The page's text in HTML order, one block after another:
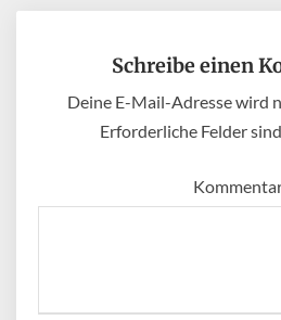
Schreibe einen
Deine E-Mail-Adresse wird
Erforderliche Felder